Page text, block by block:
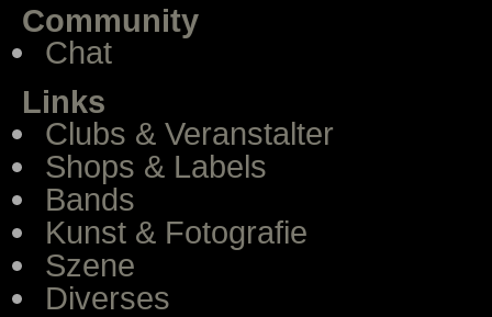
Community
Chat
Links
Clubs & Veranstalter
Shops & Labels
Bands
Kunst & Fotografie
Szene
Diverses